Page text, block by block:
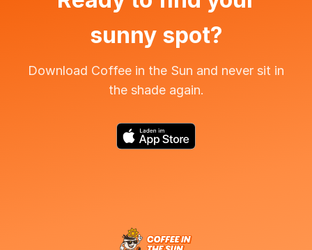
sunny spot?
Download Coffee in the Sun and never sit in
the shade again.